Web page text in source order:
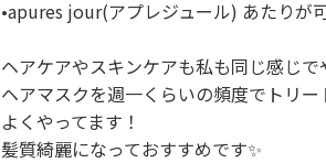
•apures jour(アプレジュール) あたり
ヘアケアやスキンケアも私も同じ感じで
ヘアマスクを週一くらいの頻度でトリ
よくやってます！
髪質綺麗になっておすすめです✨